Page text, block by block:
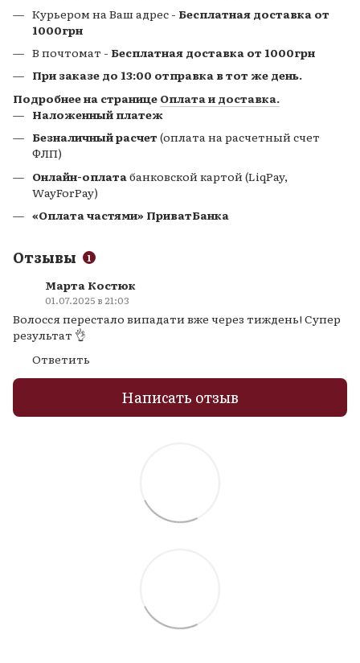
Курьером на Ваш адрес - Бесплатная доставка от
1000грн
В почтомат - Бесплатная доставка от 1000грн
При заказе до 13:00 отправка в тот же день.
Подробнее на странице Оплата и доставка.
Наложенный платеж
Безналичный расчет(оплата на расчетный счет
ФЛП)
Онлайн-оплата банковской картой (LiqPay,
WayForPay)
«Оплата частями» ПриватБанка
Отзывы 1
Марта Костюк
01.07.2025 в 21:03
Волосся перестало випадати вже через тиждень! Супер
результат 👌
Ответить
Написать отзыв